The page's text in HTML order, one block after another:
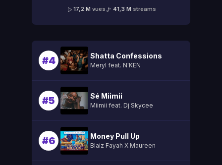
17,2 M vues 41,3 M streams
#4 Shatta Confessions
Meryl feat. N'KEN
#5 Sé Miimii
Miimii feat. Dj Skycee
#6 Money Pull Up
Blaiz Fayah X Maureen